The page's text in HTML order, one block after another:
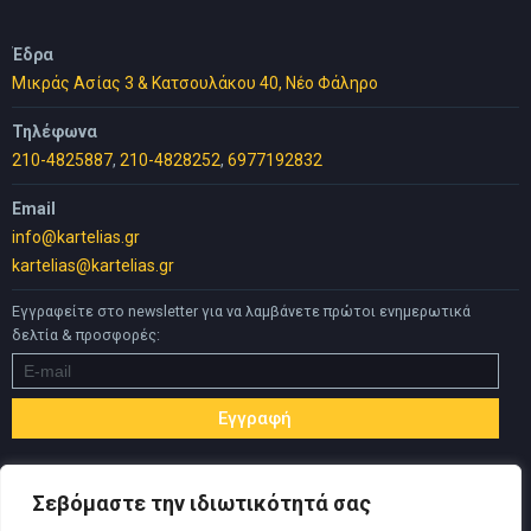
Σεβόμαστε την ιδιωτικότητά σας
Έδρα
Μικράς Ασίας 3 & Κατσουλάκου 40, Νέο Φάληρο
Τηλέφωνα
210-4825887, 210-4828252, 6977192832
Email
info@kartelias.gr
kartelias@kartelias.gr
Εγγραφείτε στο newsletter για να λαμβάνετε πρώτοι ενημερωτικά
δελτία & προσφορές: